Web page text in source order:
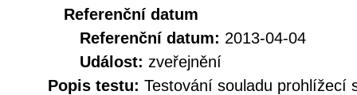
Referenční datum
Referenční datum: 2013-04-04
Událost: zveřejnění
Popis testu: Testování souladu prohlížecí